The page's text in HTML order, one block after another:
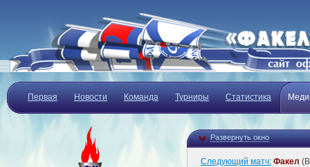
Первая Новости Команда Турниры Статистика
Развернуть окно
Следующий матч: Факел